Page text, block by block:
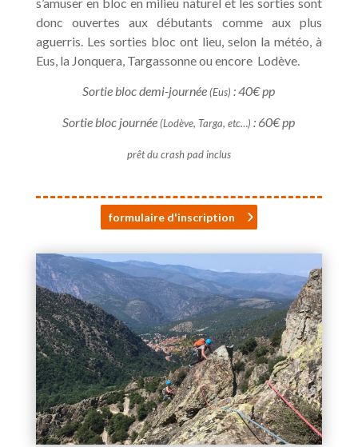
donc ouvertes aux débutants comme aux plus
aguerris. Les sorties bloc ont lieu, selon la météo, à
Eus, la Jonquera, Targassonne ou encore Lodève.
Sortie bloc demi-journée(Eus) : 40€ pp
Sortie bloc journée(Lodève, Targa, etc…) : 60€ pp
prêt du crash pad inclus
formulaire d'inscription